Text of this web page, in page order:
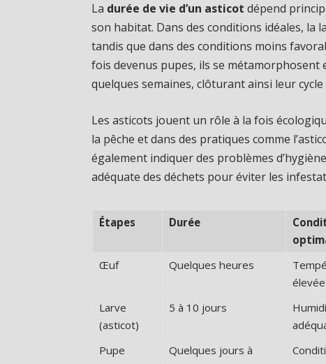
La durée de vie d’un asticot dépend
son habitat. Dans des conditions idéales, la
tandis que dans des conditions moins
fois devenus pupes, ils se métamorphosent
quelques semaines, clôturant ainsi leur cycle
Les asticots jouent un rôle à la fois
la pêche et dans des pratiques comme
également indiquer des problèmes
adéquate des déchets pour éviter les
Étapes Durée
Œuf Quelques heures
élevée
Larve
(asticot)
5 à 10 jours
Pupe
Quelques jours à